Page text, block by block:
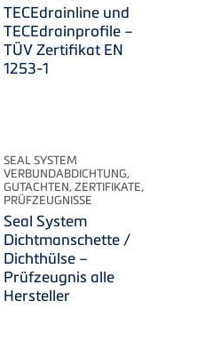
TECEdrainline und
TECEdrainprofile –
TÜV Zertifikat EN
1253-1
SEAL SYSTEM
VERBUNDABDICHTUNG,
GUTACHTEN, ZERTIFIKATE,
PRÜFZEUGNISSE
Seal System
Dichtmanschette /
Dichthülse –
Prüfzeugnis alle
Hersteller